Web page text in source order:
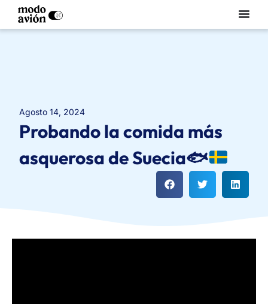
agosto 14, 2024
Probando la comida más
asquerosa de Suecia🐟